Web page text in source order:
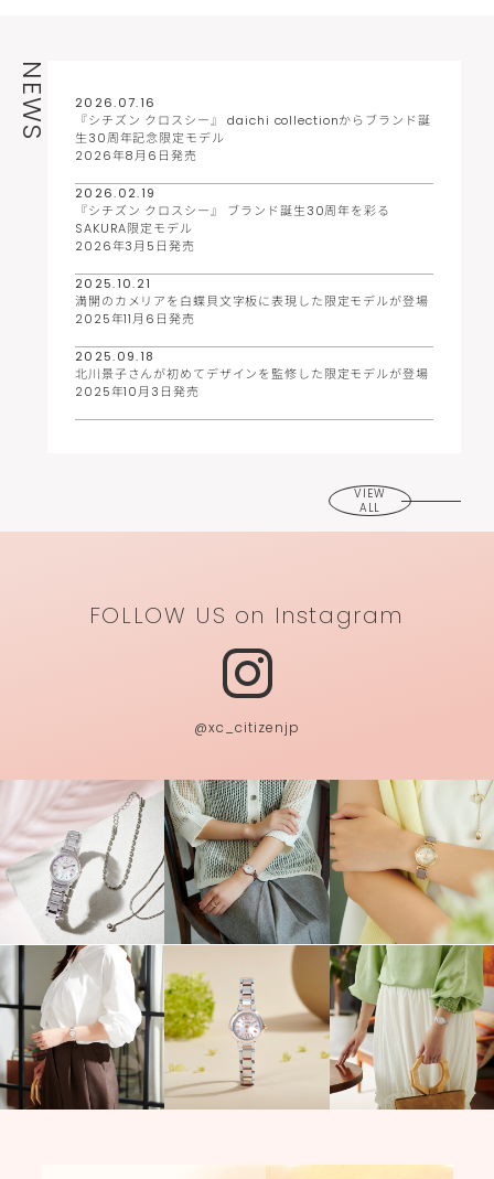
NEWS
2026.07.16
『シチズン クロスシー』 daichi collectionからブランド誕
生30周年記念限定モデル
2026年8月6日発売
2026.02.19
『シチズン クロスシー』 ブランド誕生30周年を彩る
SAKURA限定モデル
2026年3月5日発売
2025.10.21
満開のカメリアを白蝶貝文字板に表現した限定モデルが登場
2025年11月6日発売
2025.09.18
北川景子さんが初めてデザインを監修した限定モデルが登場
2025年10月3日発売
VIEW
ALL
FOLLOW US on Instagram
@xc_citizenjp